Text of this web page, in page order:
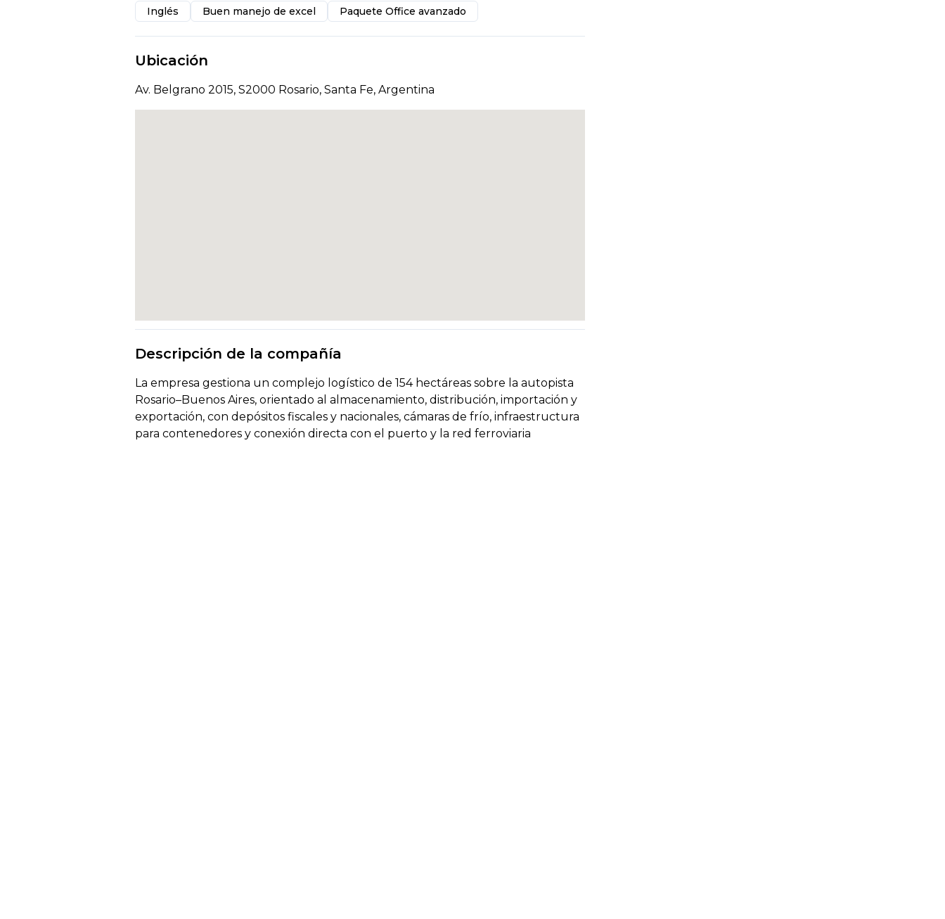
Inglés Buen manejo de excel Paquete Office avanzado
Ubicación
Av. Belgrano 2015, S2000 Rosario, Santa Fe, Argentina
Descripción de la compañía
La empresa gestiona un complejo logístico de 154 hectáreas sobre la autopista
Rosario–Buenos Aires, orientado al almacenamiento, distribución, importación y
exportación, con depósitos fiscales y nacionales, cámaras de frío, infraestructura
para contenedores y conexión directa con el puerto y la red ferroviaria